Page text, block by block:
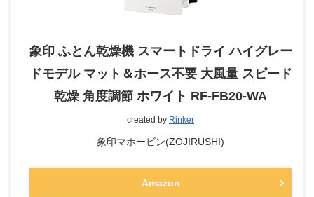
象印 ふとん乾燥機 スマートドライ ハイグレー
ドモデル マット＆ホース不要 大風量 スピード
乾燥 角度調節 ホワイト RF-FB20-WA
created by Rinker
象印マホービン(ZOJIRUSHI)
Amazon